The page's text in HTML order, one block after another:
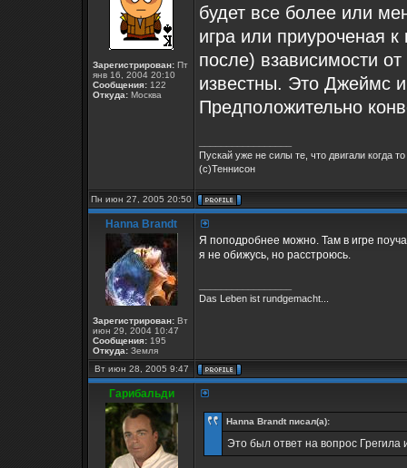
Зарегистрирован: Пт
янв 16, 2004 20:10
Сообщения: 122
Откуда: Москва
будет все более или
игра или приуроченая
после) взависимости
известны. Это Джеймс
Предположительно
Пускай уже не силы те, что двигали когда
(с)Теннисон
Пн июн 27, 2005 20:50
Hanna Brandt
Зарегистрирован: Вт
июн 29, 2004 10:47
Сообщения: 195
Откуда: Земля
Я поподробнее можно. Там в игре
я не обижусь, но расстроюсь.
Das Leben ist rundgemacht...
Вт июн 28, 2005 9:47
Гарибальди
Hanna Brandt писал(а):
Это был ответ на вопрос Грегила